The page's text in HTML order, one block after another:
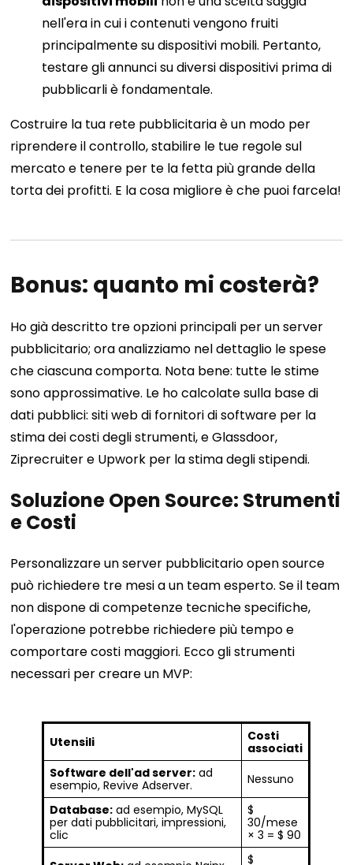
nell'era in cui i contenuti vengono fruiti
principalmente su dispositivi mobili. Pertanto,
testare gli annunci su diversi dispositivi prima di
pubblicarli è fondamentale.
Costruire la tua rete pubblicitaria è un modo per
riprendere il controllo, stabilire le tue regole sul
mercato e tenere per te la fetta più grande della
torta dei profitti. E la cosa migliore è che puoi farcela!
Bonus: quanto mi costerà?
Ho già descritto tre opzioni principali per un server
pubblicitario; ora analizziamo nel dettaglio le spese
che ciascuna comporta. Nota bene: tutte le stime
sono approssimative. Le ho calcolate sulla base di
dati pubblici: siti web di fornitori di software per la
stima dei costi degli strumenti, e Glassdoor,
Ziprecruiter e Upwork per la stima degli stipendi.
Soluzione Open Source: Strumenti
e Costi
Personalizzare un server pubblicitario open source
può richiedere tre mesi a un team esperto. Se il team
non dispone di competenze tecniche specifiche,
l'operazione potrebbe richiedere più tempo e
comportare costi maggiori. Ecco gli strumenti
necessari per creare un MVP:
Utensili
Costi
associati
Software dell'ad server: ad
esempio, Revive Adserver.
Nessuno
Database: ad esempio, MySQL
per dati pubblicitari, impressioni,
clic
$
30/mese
× 3 = $ 90
$